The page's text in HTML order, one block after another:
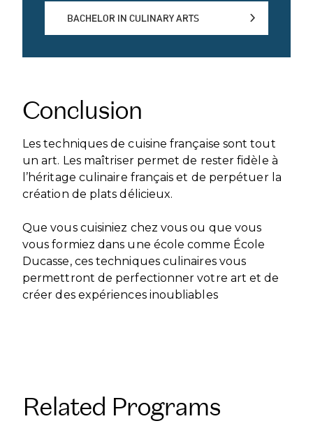
BACHELOR IN CULINARY ARTS
Conclusion
Les techniques de cuisine française sont tout
un art. Les maîtriser permet de rester fidèle à
l’héritage culinaire français et de perpétuer la
création de plats délicieux.
Que vous cuisiniez chez vous ou que vous
vous formiez dans une école comme École
Ducasse, ces techniques culinaires vous
permettront de perfectionner votre art et de
créer des expériences inoubliables
Related Programs